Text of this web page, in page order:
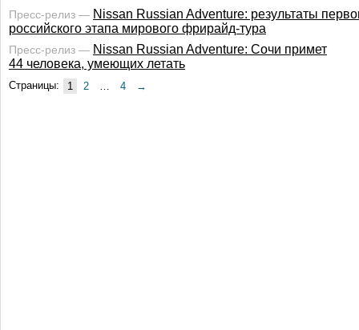
Пресс-релиз — Nissan Russian Adventure: результаты
российского этапа мирового фрирайд-тура
Пресс-релиз — Nissan Russian Adventure: Сочи примет
44 человека, умеющих летать
Страницы: 1 2 … 4 →